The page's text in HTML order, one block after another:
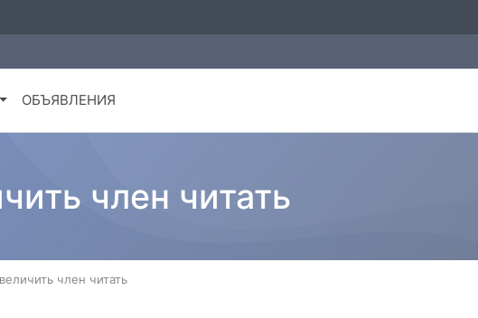
ОБЪЯВЛЕНИЯ
член читать
член читать